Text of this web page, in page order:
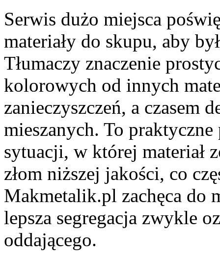
Serwis dużo miejsca
materiały do skupu, aby
Tłumaczy znaczenie
kolorowych od innych
zanieczyszczeń, a czasem
mieszanych. To
sytuacji, w której materiał
złom niższej jakości, co
Makmetalik.pl zachęca do
lepsza segregacja zwykle
oddającego.